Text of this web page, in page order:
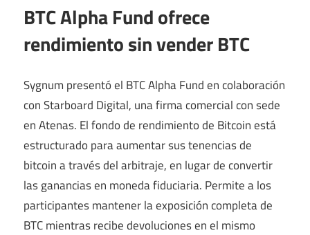
BTC Alpha Fund ofrece
rendimiento sin vender BTC
Sygnum presentó el BTC Alpha Fund en colaboración
con Starboard Digital, una firma comercial con sede
en Atenas. El fondo de rendimiento de Bitcoin está
estructurado para aumentar sus tenencias de
bitcoin a través del arbitraje, en lugar de convertir
las ganancias en moneda fiduciaria. Permite a los
participantes mantener la exposición completa de
BTC mientras recibe devoluciones en el mismo